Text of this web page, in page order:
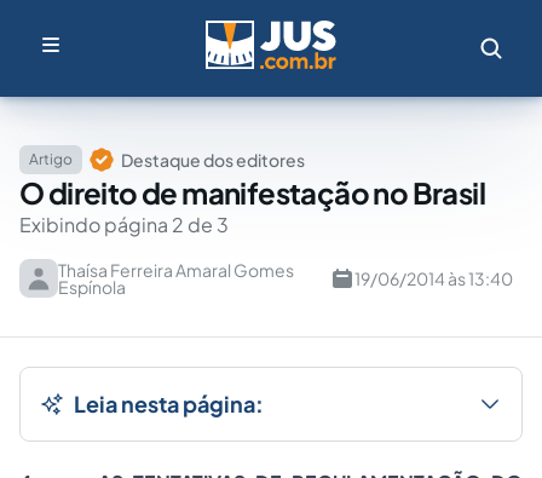
Artigo Destaque dos editores
O direito de manifestação no Brasil
Exibindo página 2 de 3
Thaísa Ferreira Amaral Gomes
Espínola 19/06/2014 às 13:40
Leia nesta página: